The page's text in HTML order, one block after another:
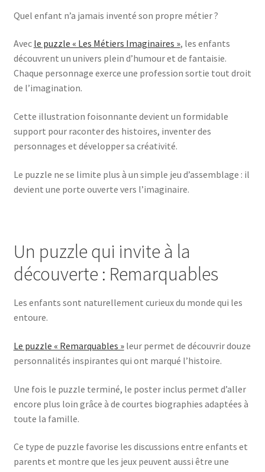
Quel enfant n’a jamais inventé son propre métier ?
Avec le puzzle « Les Métiers Imaginaires », les enfants
découvrent un univers plein d’humour et de fantaisie.
Chaque personnage exerce une profession sortie tout droit
de l’imagination.
Cette illustration foisonnante devient un formidable
support pour raconter des histoires, inventer des
personnages et développer sa créativité.
Le puzzle ne se limite plus à un simple jeu d’assemblage : il
devient une porte ouverte vers l’imaginaire.
Un puzzle qui invite à la
découverte : Remarquables
Les enfants sont naturellement curieux du monde qui les
entoure.
Le puzzle « Remarquables »leur permet de découvrir douze
personnalités inspirantes qui ont marqué l’histoire.
Une fois le puzzle terminé, le poster inclus permet d’aller
encore plus loin grâce à de courtes biographies adaptées à
toute la famille.
Ce type de puzzle favorise les discussions entre enfants et
parents et montre que les jeux peuvent aussi être une